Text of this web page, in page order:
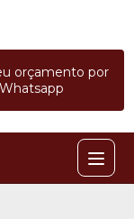
orçamento por
Whatsapp